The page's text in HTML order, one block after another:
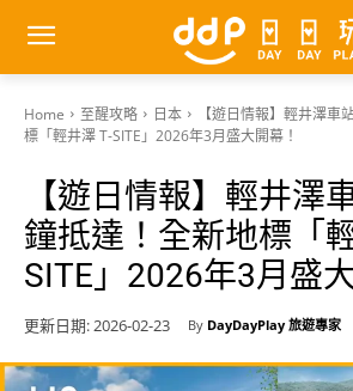
Home 至醒攻略 日本
【遊日情報】輕井澤
標「輕井澤 T-SITE」2026年3月盛大開幕！
【遊日情報】輕井澤
鐘抵達！全新地標「
SITE」2026年3月盛
更新日期:2026-02-23 By DayDayPlay 旅遊專家